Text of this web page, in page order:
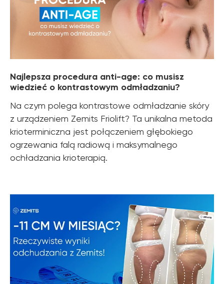
Najlepsza procedura anti-age: co musisz
wiedzieć o kontrastowym odmładzaniu?
Na czym polega kontrastowe odmładzanie skóry
z urządzeniem Zemits Friolift? Ta unikalna metoda
krioterminiczna jest połączeniem głębokiego
ogrzewania falą radiową i maksymalnego
ochładzania krioterapią.